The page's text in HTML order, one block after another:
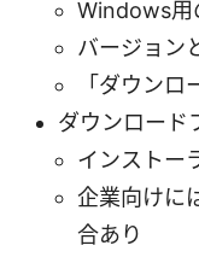
Windows用
バージョン
「ダウン
ダウンロード
インストー
企業向けに
合あり